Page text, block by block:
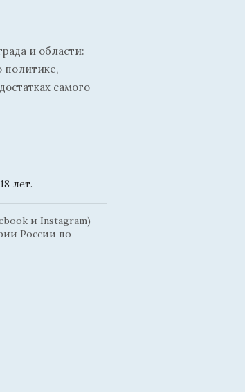
и области:
политике,
самого
лет.
и Instagram)
России по